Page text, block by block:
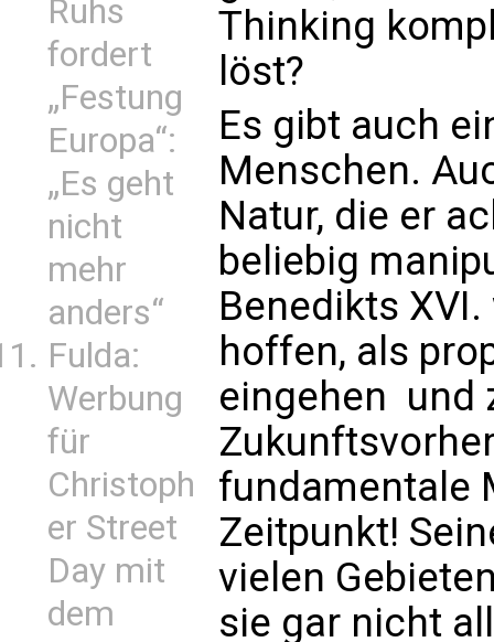
Ruhs
fordert
„Festung
Europa“:
„Es geht
nicht
mehr
anders“
Fulda:
Werbung
für
Christoph
er Street
Day mit
dem
Thinking
löst?
Es gibt auch
Menschen.
Natur, die er
beliebig
Benedikts
hoffen, als
eingehen 
fundamentale
Zeitpunkt!
vielen
sie gar nicht